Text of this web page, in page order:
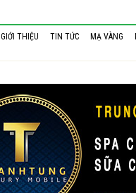
GIỚI THIỆU TIN TỨC MẠ VÀNG